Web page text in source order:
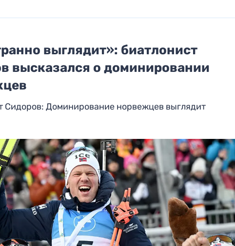
выглядит»: биатлонист
высказался о доминировании
Сидоров: Доминирование норвежцев выглядит